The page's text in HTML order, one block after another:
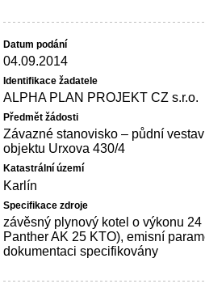
04.09.2014
ALPHA PLAN PROJEKT CZ s.r.o.
Závazné stanovisko – půdní
objektu Urxova 430/4
Karlín
závěsný plynový kotel o výkonu
Panther AK 25 KTO), emisní
dokumentaci specifikovány